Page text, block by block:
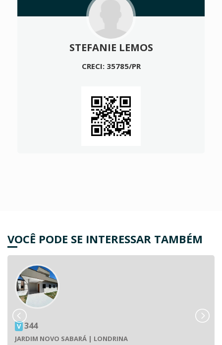
STEFANIE LEMOS
CRECI: 35785/PR
VOCÊ PODE SE INTERESSAR TAMBÉM
V 344
JARDIM NOVO SABARÁ | LONDRINA